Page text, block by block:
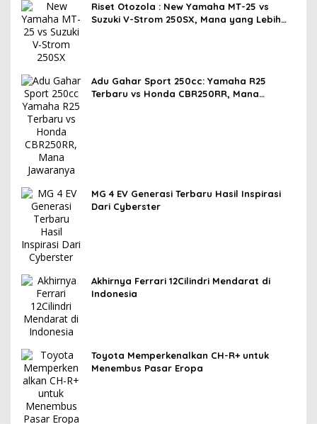
Riset Otozola : New Yamaha MT-25 vs
Suzuki V-Strom 250SX, Mana yang Lebih
Adu Gahar Sport 250cc: Yamaha R25
Terbaru vs Honda CBR250RR, Mana
MG 4 EV Generasi Terbaru Hasil Inspirasi
Dari Cyberster
Akhirnya Ferrari 12Cilindri Mendarat di
Indonesia
Toyota Memperkenalkan CH-R+ untuk
Menembus Pasar Eropa